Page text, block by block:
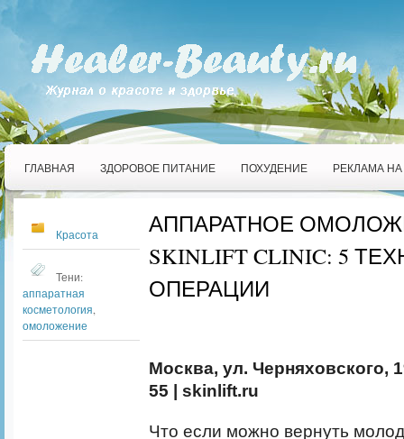
ГЛАВНАЯ ЗДОРОВОЕ ПИТАНИЕ ПОХУДЕНИЕ РЕКЛАМА
Красота
Тени:
аппаратная
косметология
омоложение
АППАРАТНОЕ
SKINLIFT CLINIC: 5
ОПЕРАЦИИ
Москва, ул. Черняховского,
55 | skinlift.ru
Что если можно вернуть